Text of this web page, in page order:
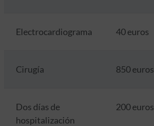
Electrocardiograma 40 euros
Cirugía 850 euros
Dos días de
hospitalización
200 euros